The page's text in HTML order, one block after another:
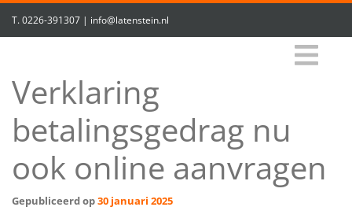
T.0226-391307 | info@latenstein.nl
Verklaring
betalingsgedrag nu
ook online aanvragen
Gepubliceerd op30 januari 2025